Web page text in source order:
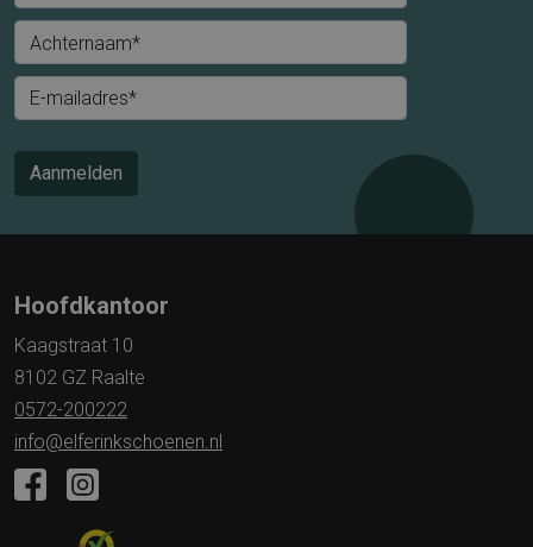
Achternaam*
E-mailadres*
Aanmelden
Hoofdkantoor
Kaagstraat 10
8102 GZ Raalte
0572-200222
info@elferinkschoenen.nl